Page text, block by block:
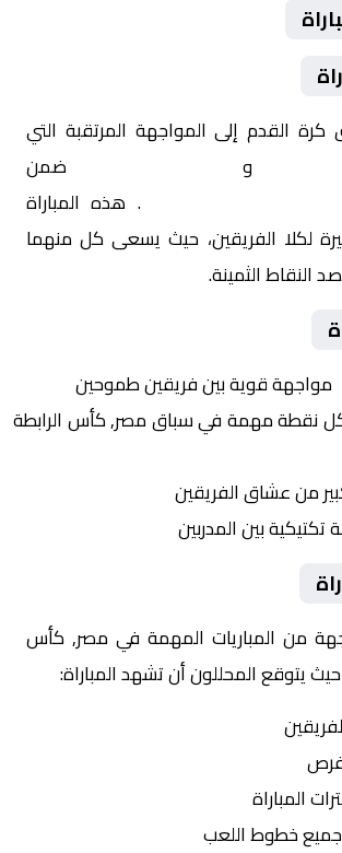
كرة القدم إلى المواجهة المرتقبة التي
وسيراميكا كليوباترا
ضمن
. هذه المباراة
لكلا الفريقين، حيث يسعى كل منهما
النقاط الثمينة.
مواجهة قوية بين فريقين طموحين
نقطة مهمة في سباق مصر, كأس الرابطة
من عشاق الفريقين
تكتيكية بين المدربين
من المباريات المهمة في مصر, كأس
حيث يتوقع المحللون أن تشهد المباراة:
المباراة
خطوط اللعب